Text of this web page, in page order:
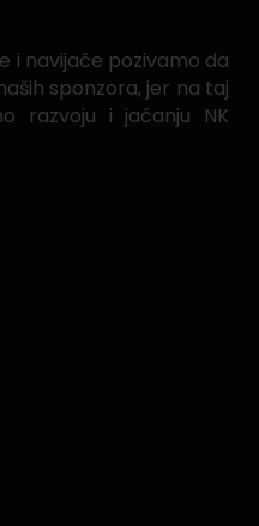
i navijače pozivamo da
sponzora, jer na taj
razvoju i jačanju NK